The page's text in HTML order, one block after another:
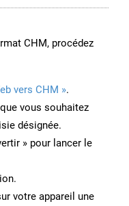
CHM, procédez
vers CHM ».
que vous souhaitez
désignée.
» pour lancer le
votre appareil une